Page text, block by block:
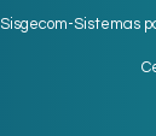
Sisgecom-Sistemas